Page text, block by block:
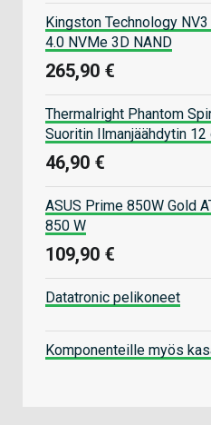
Kingston Technology
4.0 NVMe 3D NAND
265,90 €
Thermalright Phantom
Suoritin Ilmanjäähdytin
46,90 €
ASUS Prime 850W Gold
850 W
109,90 €
Datatronic pelikoneet
Komponenteille myös